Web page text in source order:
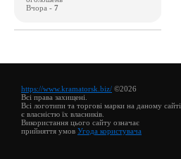
Вчора - 7
https://www.kramatorsk.biz/ ©2026
Всі права захищені.
Всі логотипи та торгові марки на даному сайті
є власністю їх власників.
Використання цього сайту означає
прийняття умов Угода користувача